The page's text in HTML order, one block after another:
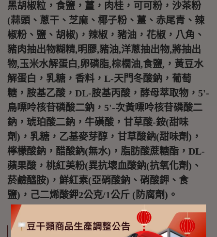
黑胡椒粒，食鹽，薑，肉桂，可可粉，沙茶粉
(蒜頭、蔥干、芝麻、椰子粉、薑、赤尾青、辣
椒粉、鹽、胡椒)，辣椒，豬油，花椒，八角、
豬肉抽出物糊精,明膠,豬油,洋蔥抽出物,將抽出
物,玉米水解蛋白,卵磷脂,棕櫚油,食鹽,，黃豆水
解蛋白，乳糖，香料，L-天門冬酸鈉，葡萄
糖，胺基乙酸，DL-胺基丙酸，酵母萃取物，5'-
鳥嘌呤核苷磷酸二鈉，5'-次黃嘌呤核苷磷酸二
鈉，琥珀酸二鈉，牛磺酸，甘草酸-銨(甜味
劑)，乳糖，乙基麥芽醇，甘草酸鈉(甜味劑)，
檸檬酸鈉，醋酸鈉(無水)，脂肪酸蔗糖酯，DL-
蘋果酸，桃紅美粉(異抗壞血酸鈉(抗氧化劑)、
菸鹼醯胺)，鮮紅素(亞硝酸鈉、硝酸鉀、食
鹽)，己二烯酸鉀2公克/1公斤 (防腐劑)。
詳細資訊